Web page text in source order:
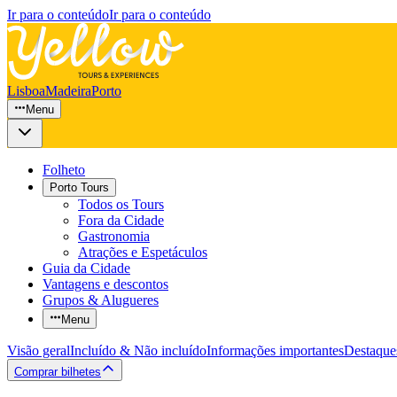
Ir para o conteúdoIr para o conteúdo
LisboaMadeiraPorto
Menu
Folheto
Porto Tours
Todos os Tours
Fora da Cidade
Gastronomia
Atrações e Espetáculos
Guia da Cidade
Vantagens e descontos
Grupos & Alugueres
Menu
Visão geralIncluído & Não incluídoInformações importantes
Comprar bilhetes